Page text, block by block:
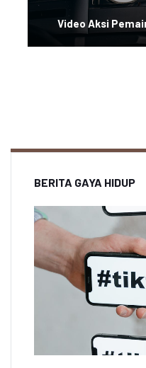
Video Aksi
BERITA GAYA HIDUP